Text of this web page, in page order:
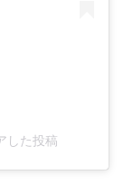
した投稿